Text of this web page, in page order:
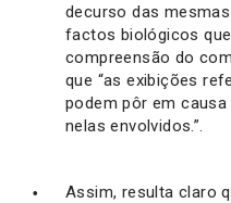
decurso das
factos biológicos
compreensão do
que “as exibições
podem pôr em
nelas envolvidos.”.
Assim, resulta claro